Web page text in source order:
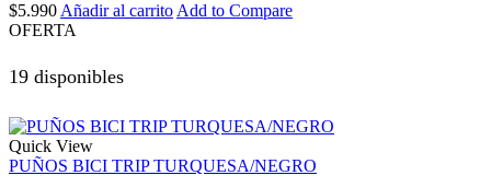
$5.990 Añadir al carrito Add to Compare
OFERTA
19 disponibles
Quick View
PUÑOS BICI TRIP TURQUESA/NEGRO